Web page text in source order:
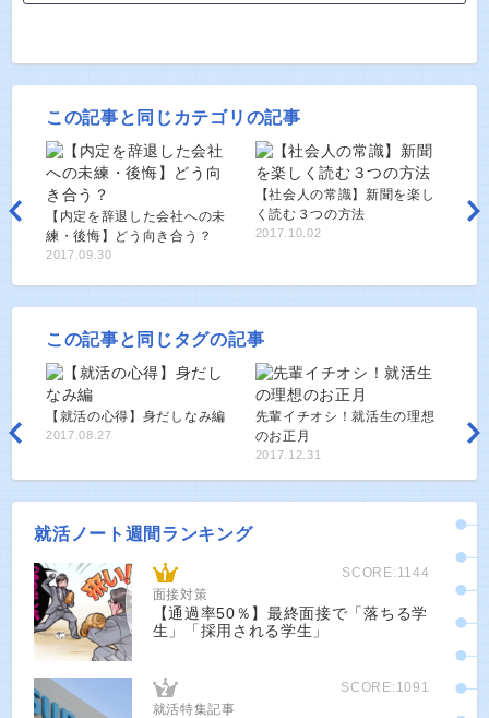
この記事と同じカテゴリの記事
【内定を辞退した会社への未
練・後悔】どう向き合う？
2017.09.30
【社会人の常識】新聞を楽し
く読む３つの方法
2017.10.02
この記事と同じタグの記事
【就活の心得】身だしなみ編
2017.08.27
先輩イチオシ！就活生の理想
のお正月
2017.12.31
就活ノート週間ランキング
SCORE:1144
面接対策
【通過率50％】最終面接で「落ちる学
生」「採用される学生」
SCORE:1091
就活特集記事